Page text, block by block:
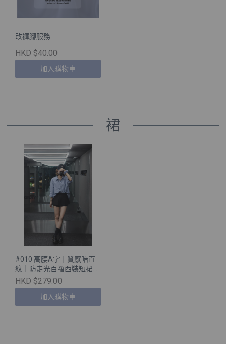
改褲腳服務
HKD $40.00
加入購物車
裙
#010 高腰A字｜質感暗直
紋｜防走光百褶西裝短裙
［兩色入］
HKD $279.00
加入購物車